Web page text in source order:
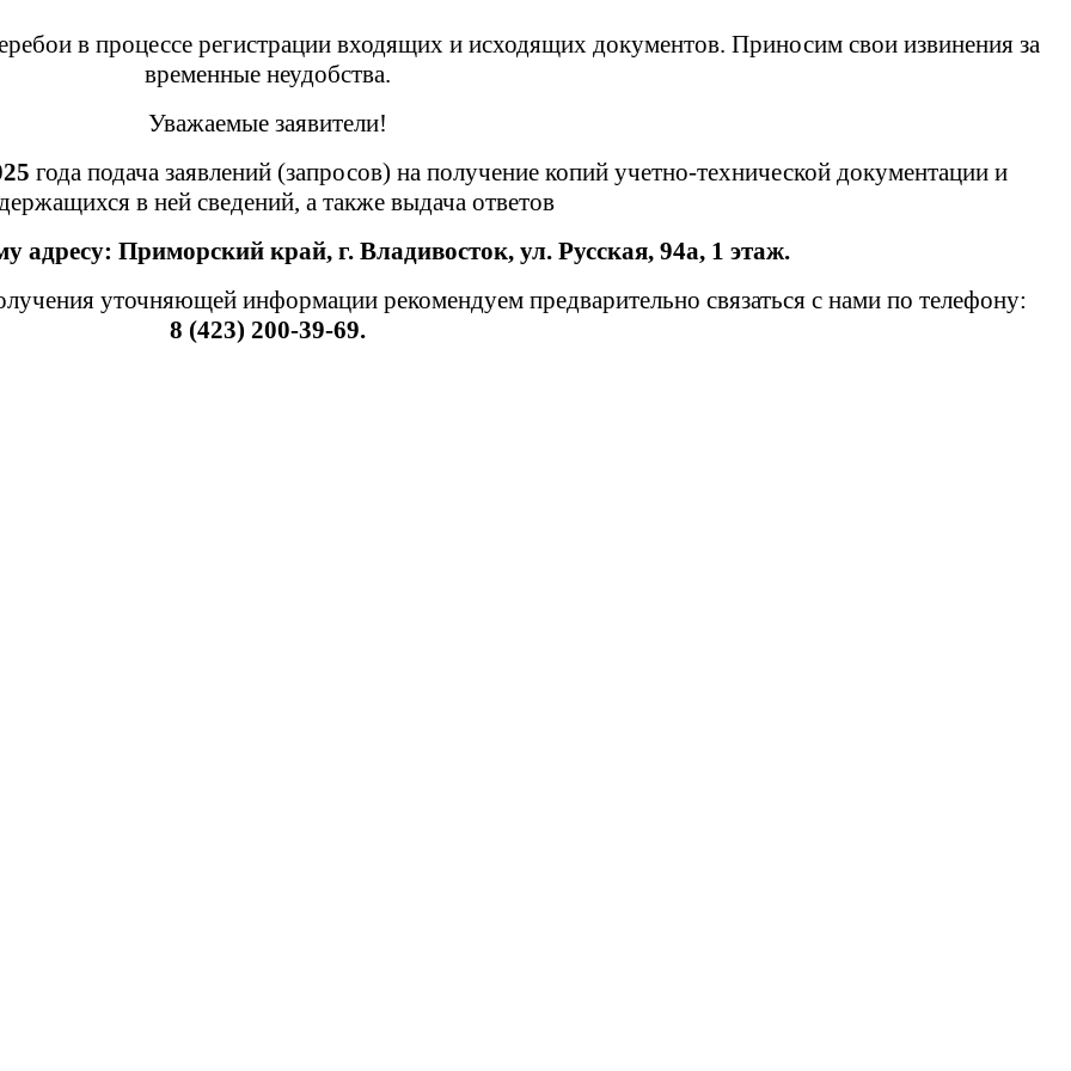
в процессе регистрации входящих и исходящих документов. Приносим свои извинения за
временные неудобства.
Уважаемые заявители!
года подача заявлений (запросов) на получение копий учетно-технической документации и
в ней сведений, а также выдача ответов
адресу: Приморский край, г. Владивосток, ул. Русская, 94а, 1 этаж.
уточняющей информации рекомендуем предварительно связаться с нами по телефону:
8 (423) 200-39-69.